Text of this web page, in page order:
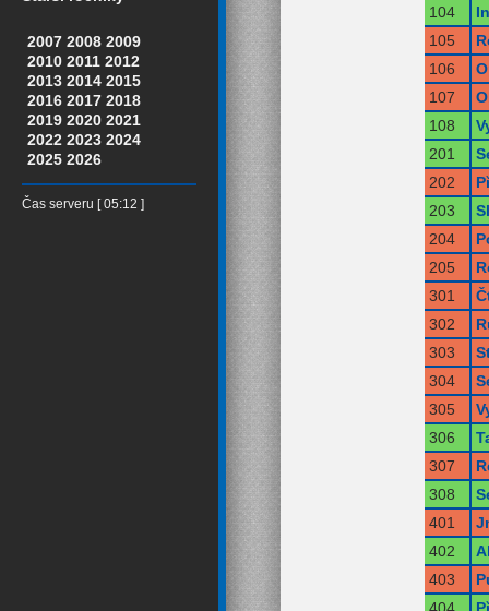
2007 2008 2009
2010 2011 2012
2013 2014 2015
2016 2017 2018
2019 2020 2021
2022 2023 2024
2025 2026
Čas serveru [ 05:12 ]
104
105
106
107
108
201
202
203
204
205
301
302
303
304
305
306
307
308
401
402
403